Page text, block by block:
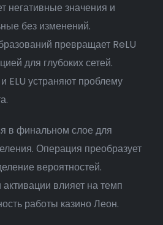
негативные значения и
без изменений.
превращает ReLU
для глубоких сетей.
ELU устраняют проблему
в финальном слое для
Операция преобразует
вероятностей.
влияет на темп
работы казино Леон.